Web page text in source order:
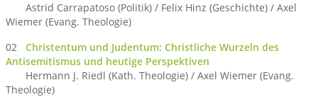
Astrid Carrapatoso (Politik) / Felix Hinz (Geschichte) / Axel
Wiemer (Evang. Theologie)
02 Christentum und Judentum: Christliche Wurzeln des
Antisemitismus und heutige Perspektiven
Hermann J. Riedl (Kath. Theologie) / Axel Wiemer (Evang.
Theologie)